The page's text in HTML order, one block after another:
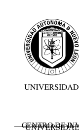
CENTRO DE